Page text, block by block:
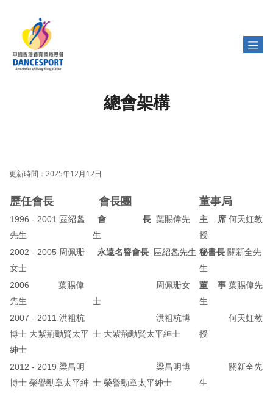
總會架構
更新時間：2025年12月12日
歷任會長 會長團 董事局
1996 - 2001 區紹螽
先生
會 長 葉賜偉先
生
主 席 何天虹教
授
2002 - 2005 周佩珊
女士
永遠名譽會長 區紹螽先生 秘書長 關新全先
生
2006 葉賜偉
先生
周佩珊女
士
董 事 葉賜偉先
生
2007 - 2011 洪祖杭
博士 大紫荊勳賢太平
紳士
洪祖杭博
士 大紫荊勳賢太平紳士
何天虹教
授
2012 - 2019 梁昌明
博士 榮譽勳章太平紳
梁昌明博
士 榮譽勳章太平紳士
關新全先
生